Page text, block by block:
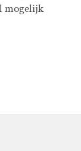
mogelijk